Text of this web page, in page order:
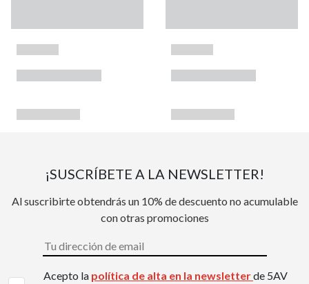
¡SUSCRÍBETE A LA NEWSLETTER!
Al suscribirte obtendrás un 10% de descuento no acumulable
con otras promociones
Acepto la política de alta en la newsletterde 5AV